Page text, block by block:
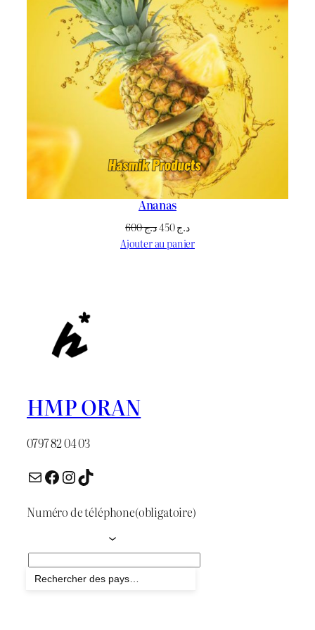
Ananas
د.ج600
Le
prix
د.ج450
Le
prix
Ajouter au panier
HMP ORAN
0797 82 04 03
E-mail Facebook InstagramTikTok
Numéro de téléphone(obligatoire)
Envoyer